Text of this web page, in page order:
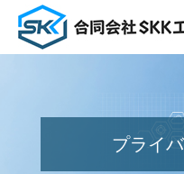
プライ